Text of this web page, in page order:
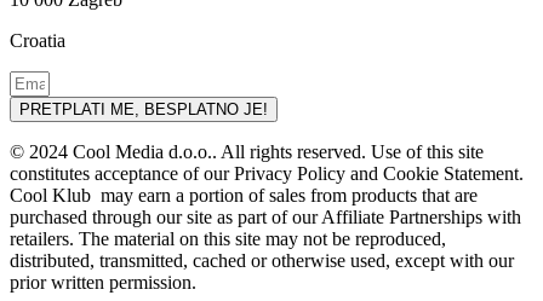
Croatia
PRETPLATI ME, BESPLATNO JE!
© 2024 Cool Media d.o.o.. All rights reserved. Use of this site
constitutes acceptance of our Privacy Policy and Cookie Statement.
Cool Klub may earn a portion of sales from products that are
purchased through our site as part of our Affiliate Partnerships with
retailers. The material on this site may not be reproduced,
distributed, transmitted, cached or otherwise used, except with our
prior written permission.